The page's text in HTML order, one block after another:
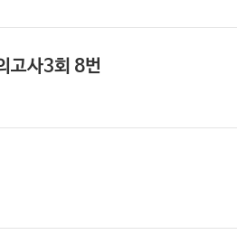
고사3회 8번